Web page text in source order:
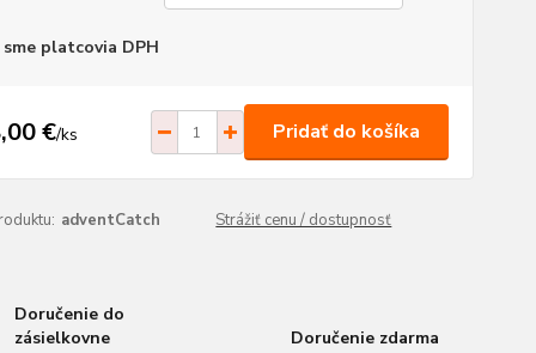
sme platcovia DPH
€/ks Pridať do košíka
adventCatch Strážiť cenu / dostupnosť
Doručenie do
zásielkovne
Doručenie zdarma